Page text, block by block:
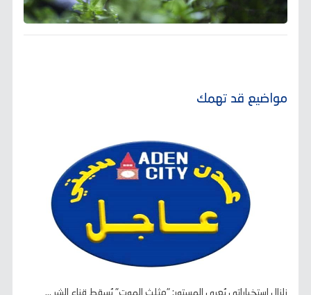
مواضيع قد تهمك